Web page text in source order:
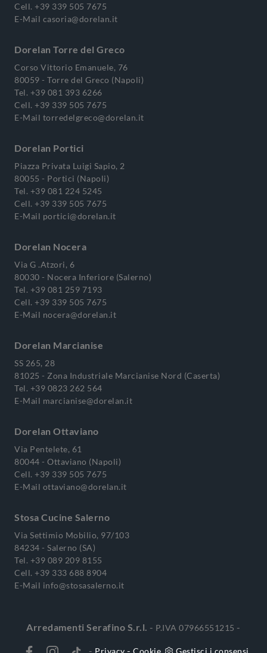
Cell. +39 339 505 7675
E-Mail casoria@dorelan.it
Dorelan Torre del Greco
Corso Vittorio Emanuele, 76
80059 - Torre del Greco (Napoli)
Tel. +39 081 393 6266
Cell. +39 339 505 7675
E-Mail torredelgreco@dorelan.it
Dorelan Portici
Piazza Privata Luigi Sapio, 2
80055 - Portici (Napoli)
Tel. +39 081 224 5245
Cell. +39 339 505 7675
E-Mail portici@dorelan.it
Dorelan Nocera
Via G .Atzori, 6
80030 - Nocera Inferiore (Salerno)
Tel. +39 081 259 7193
Cell. +39 339 505 7675
E-Mail nocera@dorelan.it
Dorelan Marcianise
SS 265, 28
81025 - Zona Industriale Marcianise Nord (Caserta)
Tel. +39 0823 262 564
E-Mail marcianise@dorelan.it
Dorelan Ottaviano
Via Pentelete, 61
80044 - Ottaviano (Napoli)
Cell. +39 339 505 7675
E-Mail ottaviano@dorelan.it
Stosa Cucine Salerno
Via Settimio Mobilio, 97/103
84234 - Salerno (SA)
Tel. +39 089 209 8155
Cell. +39 333 688 8904
E-Mail info@stosasalerno.it
Arredamenti Serafino S.r.l. - P.IVA 07966551215 -
- Privacy - Cookie Gestisci i consensi